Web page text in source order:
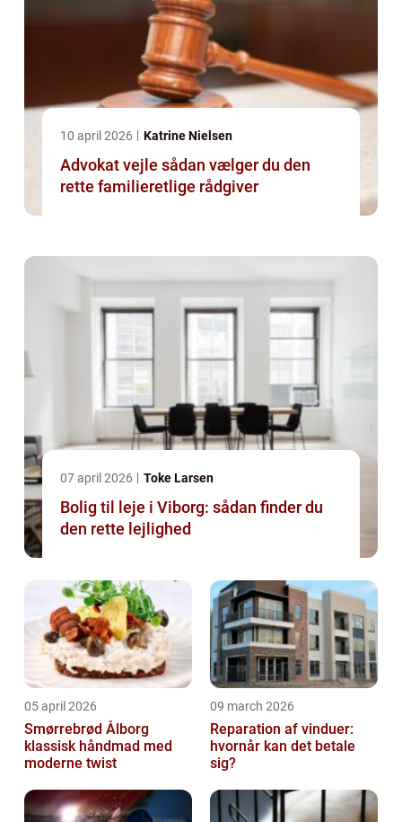
10 april 2026 Katrine Nielsen
Advokat vejle sådan vælger du den
rette familieretlige rådgiver
07 april 2026 Toke Larsen
Bolig til leje i Viborg: sådan finder du
den rette lejlighed
05 april 2026
Smørrebrød Ålborg
klassisk håndmad med
moderne twist
09 march 2026
Reparation af vinduer:
hvornår kan det betale
sig?